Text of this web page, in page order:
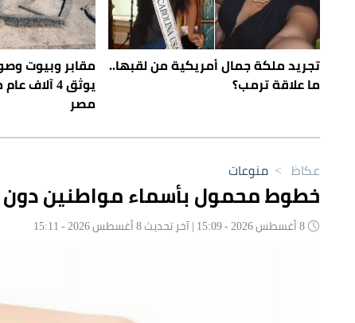
تجريد ملكة جمال أمريكية من لقبها..
ما علاقة ترمب؟
مقابر وبيوت
يوثق 4 آلاف
مصر
عكاظ > منوعات
خطوط محمول بأسماء مواطنين